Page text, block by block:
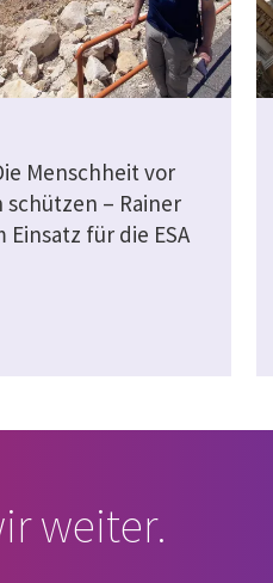
Menschheit vor
schützen – Rainer
Einsatz für die ESA
weiter.